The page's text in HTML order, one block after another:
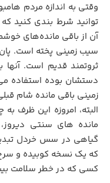
وقتی به اندازه مردم
توانید شرط بندی کنید
آن از باقی مانده‌های
سیب زمینی پخته است.
ثروتمند قدیم است.
دستشان بوده استفاده
زمینی باقی مانده شام
البته، امروزه این ظرف
مانده های سنتی
گیاهی در سس خردل
که یک نسخه کوبیده و
کسی که در خطر سلامت